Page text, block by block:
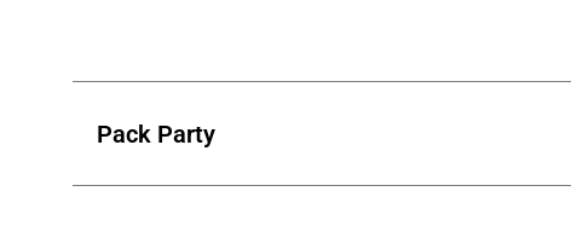
Pack Party